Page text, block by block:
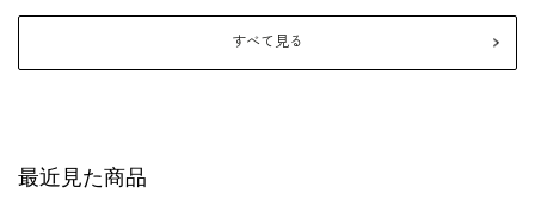
すべて見る
最近見た商品